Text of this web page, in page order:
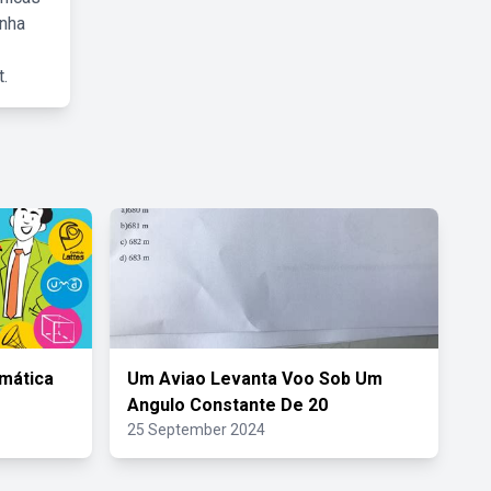
Um Aviao Levanta Voo Sob Um
Angulo Constante De 20
25 September 2024